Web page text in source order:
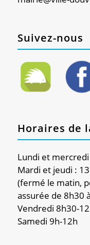
Suivez-nous
Horaires de
Lundi et
Mardi et jeudi :
(fermé le matin,
assurée de 8h30
Vendredi 8h30-
Samedi 9h-12h